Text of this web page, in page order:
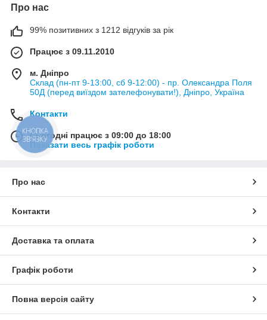
Про нас
99% позитивних з 1212 відгуків за рік
Працює з 09.11.2010
м. Дніпро
Склад (пн-пт 9-13:00, сб 9-12:00) - пр. Олександра Поля
50Д (перед виїздом зателефонувати!), Дніпро, Україна
Контакти
Сьогодні працює з 09:00 до 18:00
Показати весь графік роботи
Про нас
Контакти
Доставка та оплата
Графік роботи
Повна версія сайту
КНОПКА
ЗВ'ЯЗКУ